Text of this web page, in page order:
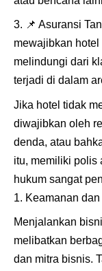
📌 Asuransi
mewajibkan
melindungi dari
terjadi di dalam
Jika hotel tidak
diwajibkan oleh
denda, atau
itu, memiliki polis
hukum sangat
Keamanan
Menjalankan
melibatkan
dan mitra bisnis.